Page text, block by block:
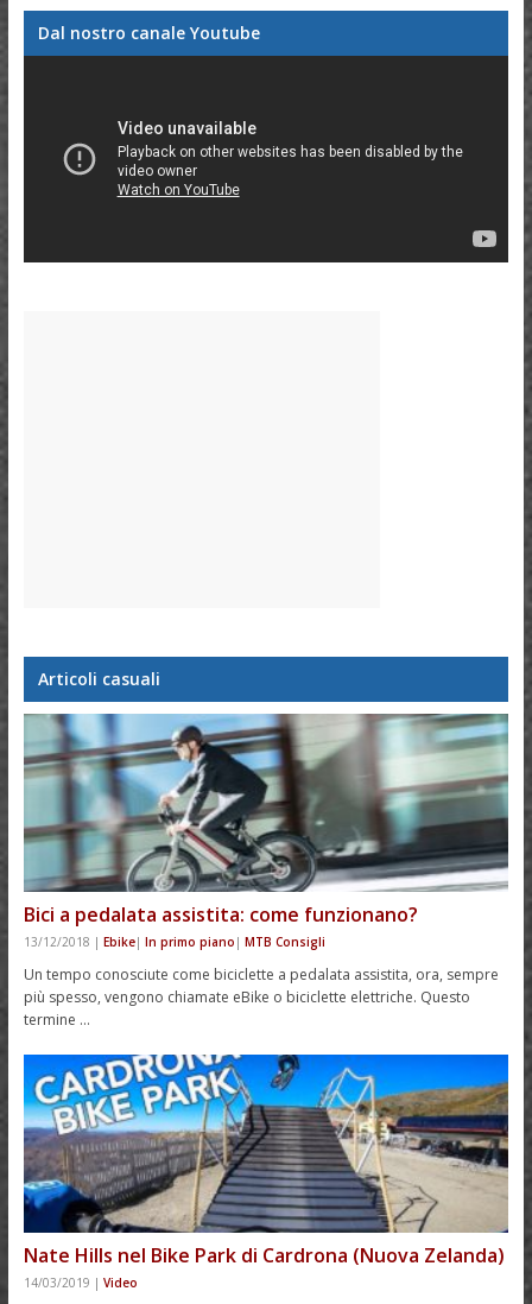
Dal nostro canale Youtube
Articoli casuali
Bici a pedalata assistita: come funzionano?
13/12/2018 | Ebike| In primo piano | MTB Consigli
Un tempo conosciute come biciclette a pedalata assistita, ora, sempre
più spesso, vengono chiamate eBike o biciclette elettriche. Questo
termine …
Nate Hills nel Bike Park di Cardrona (Nuova Zelanda)
14/03/2019 | Video